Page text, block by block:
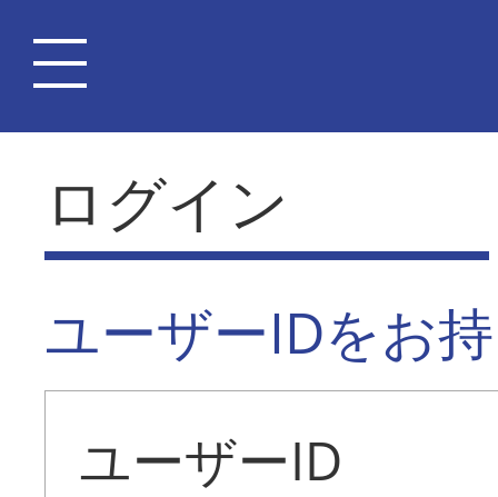
ログイン
ユーザーIDをお
ユーザーID